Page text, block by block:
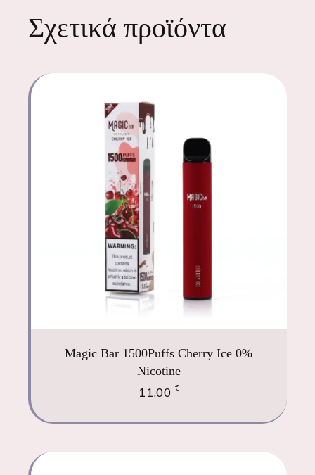
Σχετικά προϊόντα
Magic Bar 1500Puffs Cherry Ice 0%
Nicotine
11,00 €